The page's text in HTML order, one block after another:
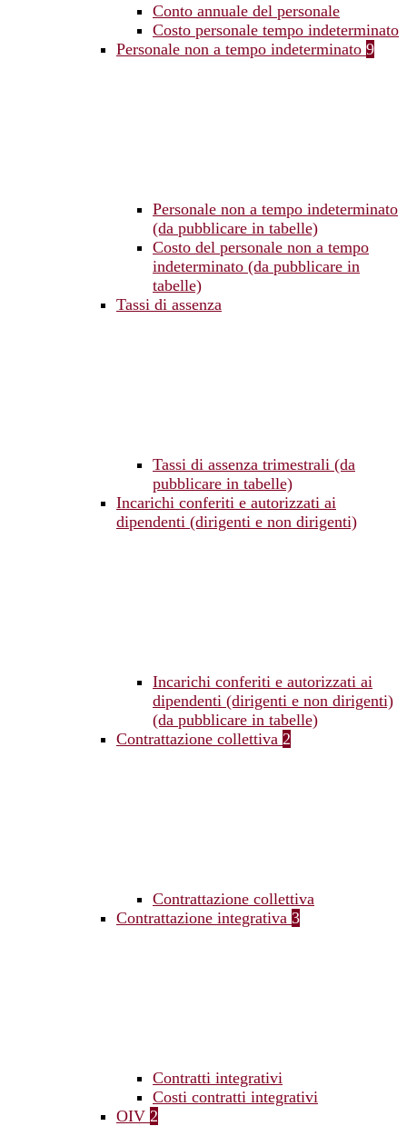
Conto annuale del personale
Costo personale tempo indeterminato
Personale non a tempo indeterminato 9
Personale non a tempo indeterminato
(da pubblicare in tabelle)
Costo del personale non a tempo
indeterminato (da pubblicare in
tabelle)
Tassi di assenza
Tassi di assenza trimestrali (da
pubblicare in tabelle)
Incarichi conferiti e autorizzati ai
dipendenti (dirigenti e non dirigenti)
Incarichi conferiti e autorizzati ai
dipendenti (dirigenti e non dirigenti)
(da pubblicare in tabelle)
Contrattazione collettiva 2
Contrattazione collettiva
Contrattazione integrativa 3
Contratti integrativi
Costi contratti integrativi
OIV 2